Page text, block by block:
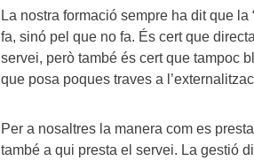
La nostra formació sempre ha dit que
fa, sinó pel que no fa. És cert que
servei, però també és cert que tampoc
que posa poques traves a
Per a nosaltres la manera com es
també a qui presta el servei. La gestió